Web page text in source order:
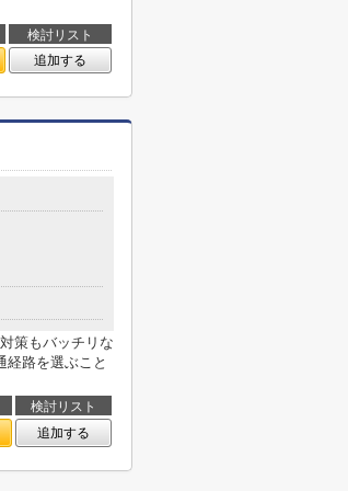
検討リスト
追加する
策もバッチリな
経路を選ぶこと
検討リスト
追加する